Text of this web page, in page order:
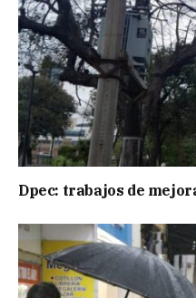
Dpec: trabajos de